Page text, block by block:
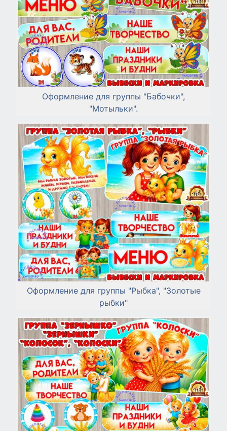
Оформление для группы "Бабочки",
"Мотыльки".
Оформление для группы "Рыбка", "Золотые
рыбки"